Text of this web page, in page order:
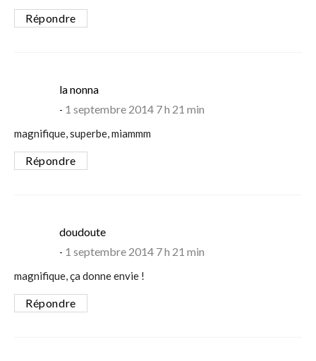
Répondre
la nonnasays:
1 septembre 2014 7 h 21 min
magnifique, superbe, miammm
Répondre
doudoutesays:
1 septembre 2014 7 h 21 min
magnifique, ça donne envie !
Répondre